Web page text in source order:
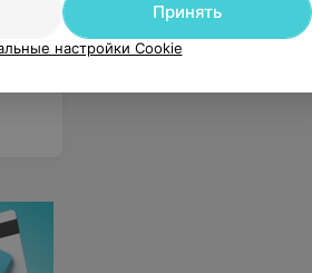
Принять
настройки Cookie